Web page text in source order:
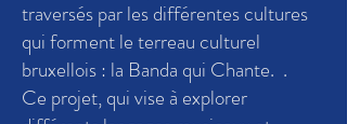
traversés par les différentes cultures
qui forment le terreau culturel
bruxellois : la Banda qui Chante. .
Ce projet, qui vise à explorer